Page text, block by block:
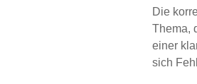
Die
Thema,
einer
sich